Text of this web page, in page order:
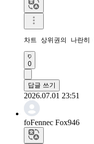
차트 상위권의 나란히
0
답글 쓰기
2026.07.01 23:51
foFennec Fox946